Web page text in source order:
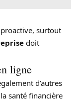
proactive, surtout
doit
ligne
d’autres
santé financière